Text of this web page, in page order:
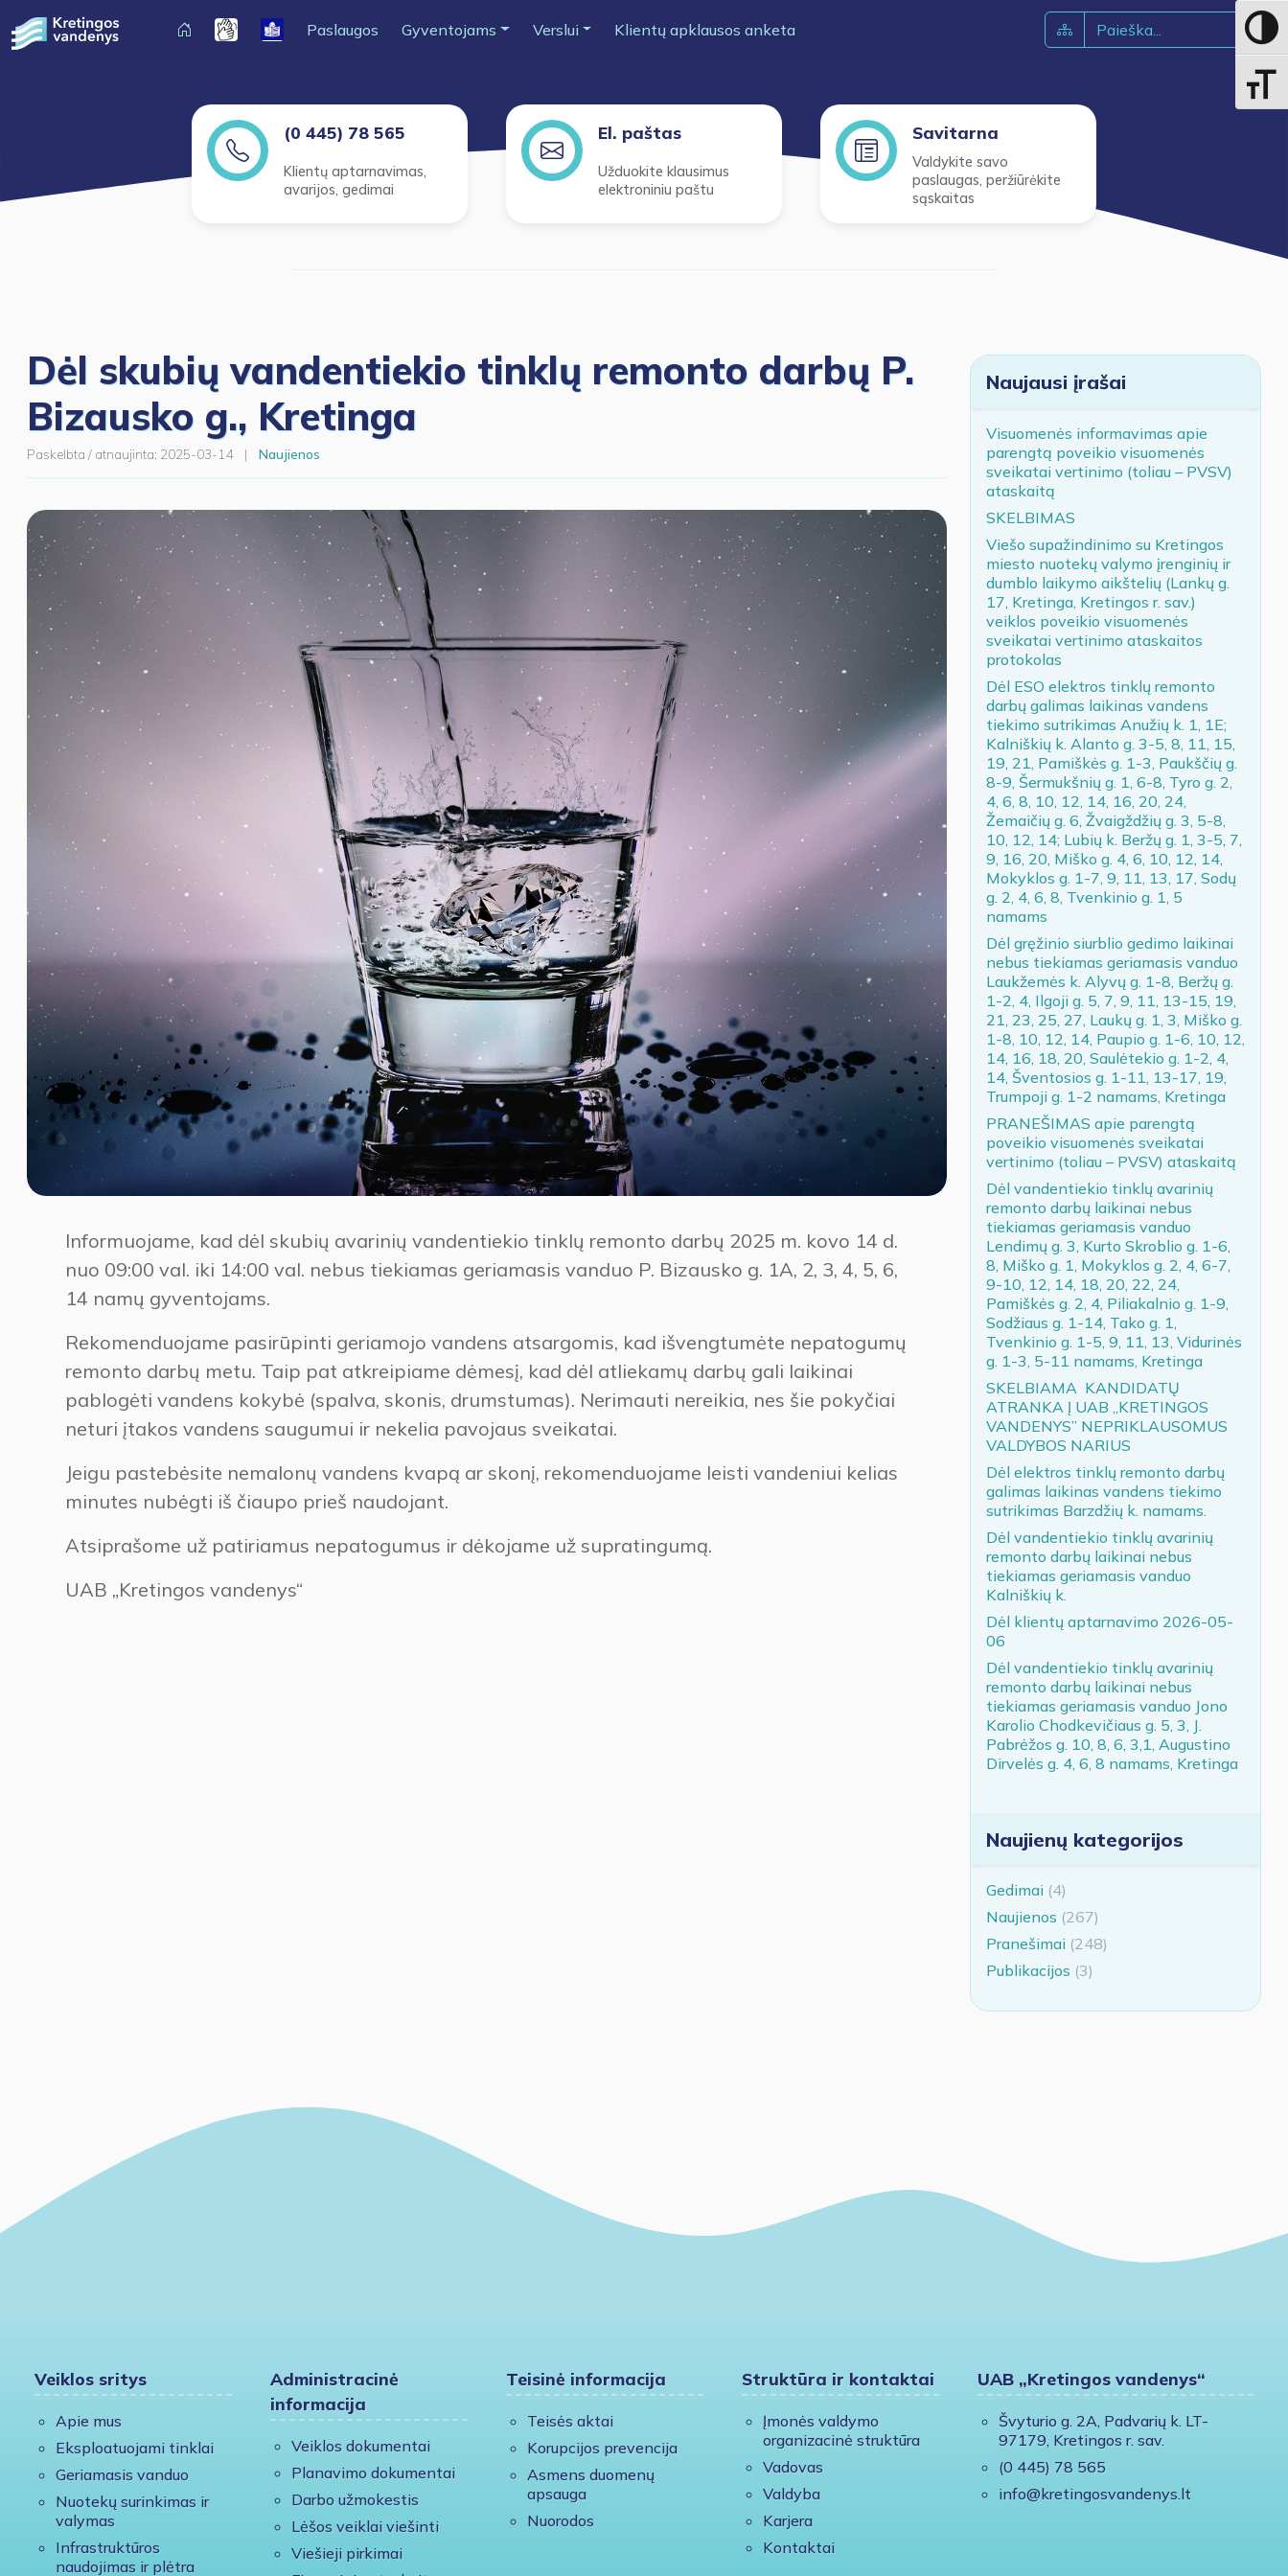
Paslaugos Gyventojams Verslui Klientų apklausos anketa
(0 445) 78 565
Klientų aptarnavimas,
avarijos, gedimai
El. paštas
Užduokite klausimus
elektroniniu paštu
Savitarna
Valdykite savo
paslaugas, peržiūrėkite
sąskaitas
Dėl skubių vandentiekio tinklų remonto darbų P.
Bizausko g., Kretinga
Paskelbta / atnaujinta: 2025-03-14| Naujienos
Informuojame, kad dėl skubių avarinių vandentiekio tinklų remonto darbų 2025 m. kovo 14 d.
nuo 09:00 val. iki 14:00 val. nebus tiekiamas geriamasis vanduo P. Bizausko g. 1A, 2, 3, 4, 5, 6,
14 namų gyventojams.
Rekomenduojame pasirūpinti geriamojo vandens atsargomis, kad išvengtumėte nepatogumų
remonto darbų metu. Taip pat atkreipiame dėmesį, kad dėl atliekamų darbų gali laikinai
pablogėti vandens kokybė (spalva, skonis, drumstumas). Nerimauti nereikia, nes šie pokyčiai
neturi įtakos vandens saugumui ir nekelia pavojaus sveikatai.
Jeigu pastebėsite nemalonų vandens kvapą ar skonį, rekomenduojame leisti vandeniui kelias
minutes nubėgti iš čiaupo prieš naudojant.
Atsiprašome už patiriamus nepatogumus ir dėkojame už supratingumą.
UAB „Kretingos vandenys“
Naujausi įrašai
Visuomenės informavimas apie
parengtą poveikio visuomenės
sveikatai vertinimo (toliau – PVSV)
ataskaitą
SKELBIMAS
Viešo supažindinimo su Kretingos
miesto nuotekų valymo įrenginių ir
dumblo laikymo aikštelių (Lankų g.
17, Kretinga, Kretingos r. sav.)
veiklos poveikio visuomenės
sveikatai vertinimo ataskaitos
protokolas
Dėl ESO elektros tinklų remonto
darbų galimas laikinas vandens
tiekimo sutrikimas Anužių k. 1, 1E;
Kalniškių k. Alanto g. 3-5, 8, 11, 15,
19, 21, Pamiškės g. 1-3, Paukščių g.
8-9, Šermukšnių g. 1, 6-8, Tyro g. 2,
4, 6, 8, 10, 12, 14, 16, 20, 24,
Žemaičių g. 6, Žvaigždžių g. 3, 5-8,
10, 12, 14; Lubių k. Beržų g. 1, 3-5, 7,
9, 16, 20, Miško g. 4, 6, 10, 12, 14,
Mokyklos g. 1-7, 9, 11, 13, 17, Sodų
g. 2, 4, 6, 8, Tvenkinio g. 1, 5
namams
Dėl gręžinio siurblio gedimo laikinai
nebus tiekiamas geriamasis vanduo
Laukžemės k. Alyvų g. 1-8, Beržų g.
1-2, 4, Ilgoji g. 5, 7, 9, 11, 13-15, 19,
21, 23, 25, 27, Laukų g. 1, 3, Miško g.
1-8, 10, 12, 14, Paupio g. 1-6, 10, 12,
14, 16, 18, 20, Saulėtekio g. 1-2, 4,
14, Šventosios g. 1-11, 13-17, 19,
Trumpoji g. 1-2 namams, Kretinga
PRANEŠIMAS apie parengtą
poveikio visuomenės sveikatai
vertinimo (toliau – PVSV) ataskaitą
Dėl vandentiekio tinklų avarinių
remonto darbų laikinai nebus
tiekiamas geriamasis vanduo
Lendimų g. 3, Kurto Skroblio g. 1-6,
8, Miško g. 1, Mokyklos g. 2, 4, 6-7,
9-10, 12, 14, 18, 20, 22, 24,
Pamiškės g. 2, 4, Piliakalnio g. 1-9,
Sodžiaus g. 1-14, Tako g. 1,
Tvenkinio g. 1-5, 9, 11, 13, Vidurinės
g. 1-3, 5-11 namams, Kretinga
SKELBIAMA KANDIDATŲ
ATRANKA Į UAB „KRETINGOS
VANDENYS” NEPRIKLAUSOMUS
VALDYBOS NARIUS
Dėl elektros tinklų remonto darbų
galimas laikinas vandens tiekimo
sutrikimas Barzdžių k. namams.
Dėl vandentiekio tinklų avarinių
remonto darbų laikinai nebus
tiekiamas geriamasis vanduo
Kalniškių k.
Dėl klientų aptarnavimo 2026-05-
06
Dėl vandentiekio tinklų avarinių
remonto darbų laikinai nebus
tiekiamas geriamasis vanduo Jono
Karolio Chodkevičiaus g. 5, 3, J.
Pabrėžos g. 10, 8, 6, 3,1, Augustino
Dirvelės g. 4, 6, 8 namams, Kretinga
Naujienų kategorijos
Gedimai (4)
Naujienos (267)
Pranešimai (248)
Publikacijos (3)
Veiklos sritys
Apie mus
Eksploatuojami tinklai
Geriamasis vanduo
Nuotekų surinkimas ir
valymas
Infrastruktūros
naudojimas ir plėtra
Administracinė
informacija
Veiklos dokumentai
Planavimo dokumentai
Darbo užmokestis
Lėšos veiklai viešinti
Viešieji pirkimai
Teisinė informacija
Teisės aktai
Korupcijos prevencija
Asmens duomenų
apsauga
Nuorodos
Struktūra ir kontaktai
Įmonės valdymo
organizacinė struktūra
Vadovas
Valdyba
Karjera
Kontaktai
UAB „Kretingos vandenys“
Švyturio g. 2A, Padvarių k. LT-
97179, Kretingos r. sav.
(0 445) 78 565
info@kretingosvandenys.lt